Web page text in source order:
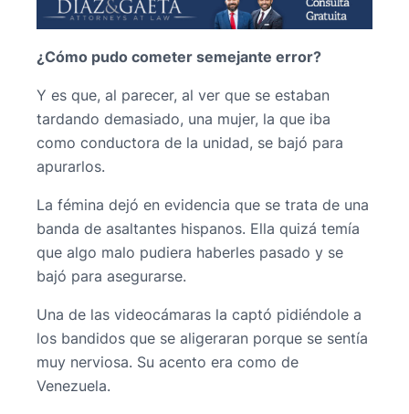
¿Cómo pudo cometer semejante error?
Y es que, al parecer, al ver que se estaban
tardando demasiado, una mujer, la que iba
como conductora de la unidad, se bajó para
apurarlos.
La fémina dejó en evidencia que se trata de una
banda de asaltantes hispanos. Ella quizá temía
que algo malo pudiera haberles pasado y se
bajó para asegurarse.
Una de las videocámaras la captó pidiéndole a
los bandidos que se aligeraran porque se sentía
muy nerviosa. Su acento era como de
Venezuela.